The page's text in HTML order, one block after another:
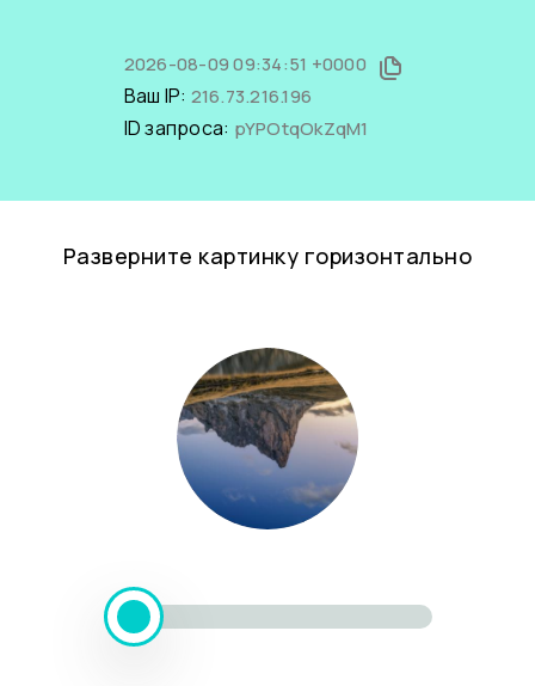
2026-08-09 09:34:51 +0000
Ваш IP: 216.73.216.196
ID запроса: pYPOtqOkZqM1
Разверните картинку горизонтально